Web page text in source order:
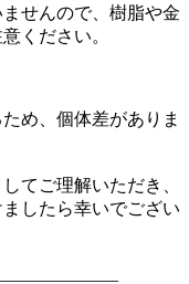
せんので、樹脂や金
ください。
め、個体差がありま
てご理解いただき、
したら幸いでござい